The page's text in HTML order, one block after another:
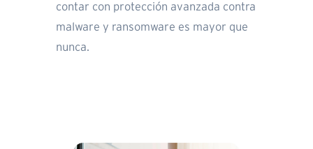
contar con protección avanzada contra
malware y ransomware es mayor que
nunca.